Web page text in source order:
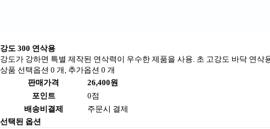
강도 300 연삭용
강도가 강하면 특별 제작된 연삭력이 우수한 제품을 사용. 초 고강도 바닥 연삭
상품 선택옵션 0 개, 추가옵션 0 개
판매가격
26,400원
포인트
0점
배송비결제
주문시 결제
선택된 옵션